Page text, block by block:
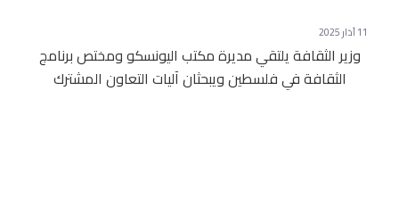
11 آذار 2025
وزير الثقافة يلتقي مديرة مكتب اليونسكو ومختص برنامج
الثقافة في فلسطين ويبحثان آليات التعاون المشترك